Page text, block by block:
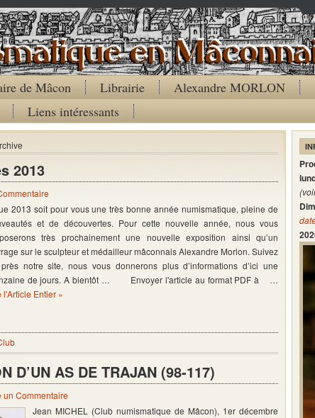
de Mâcon Librairie
Alexandre MORLON
Liens intéressants
2013
2013 soit pour vous une très bonne année numismatique, pleine de
et de découvertes. Pour cette nouvelle année, nous vous
très prochainement une nouvelle exposition ainsi qu’un
sur le sculpteur et médailleur mâconnais Alexandre Morlon. Suivez
notre site, nous vous donnerons plus d’informations d’ici une
de jours. A bientôt … Envoyer l'article au format PDF à …
l'Article Entier »
D’UN AS DE TRAJAN (98-117)
un Commentaire
Jean MICHEL (Club numismatique de Mâcon), 1er décembre